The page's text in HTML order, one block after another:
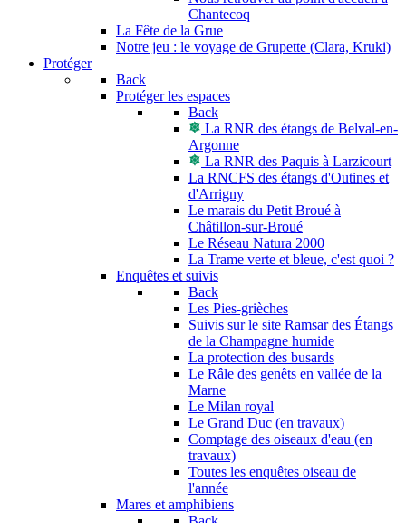
Chantecoq
La Fête de la Grue
Notre jeu : le voyage de Grupette (Clara, Kruki)
Protéger
Back
Protéger les espaces
Back
La RNR des étangs de Belval-en-
Argonne
La RNR des Paquis à Larzicourt
La RNCFS des étangs d'Outines et
d'Arrigny
Le marais du Petit Broué à
Châtillon-sur-Broué
Le Réseau Natura 2000
La Trame verte et bleue, c'est quoi ?
Enquêtes et suivis
Back
Les Pies-grièches
Suivis sur le site Ramsar des Étangs
de la Champagne humide
La protection des busards
Le Râle des genêts en vallée de la
Marne
Le Milan royal
Le Grand Duc (en travaux)
Comptage des oiseaux d'eau (en
travaux)
Toutes les enquêtes oiseau de
l'année
Mares et amphibiens